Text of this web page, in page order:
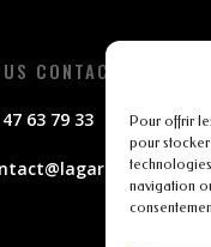
Pour offrir
pour
navigation
CONTACTER
63 79 33